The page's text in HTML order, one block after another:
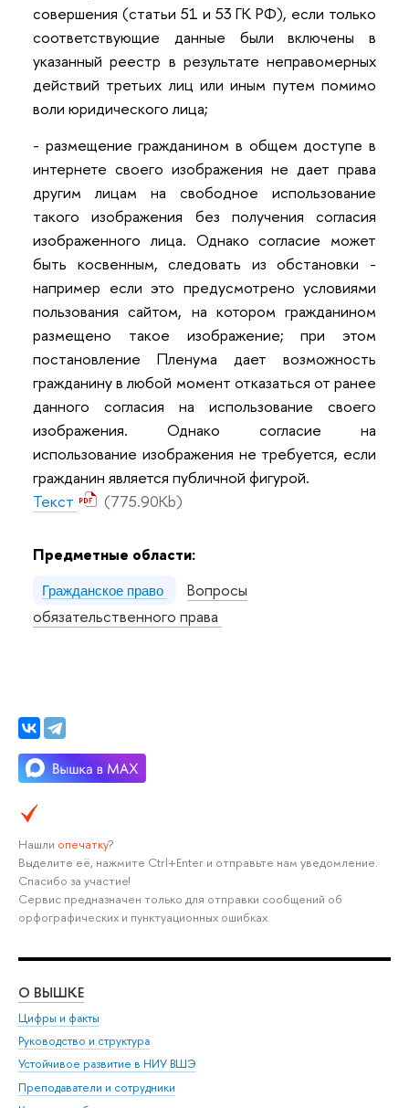
совершения (статьи 51 и 53 ГК РФ), если только
соответствующие данные были включены в
указанный реестр в результате неправомерных
действий третьих лиц или иным путем помимо
воли юридического лица;
- размещение гражданином в общем доступе в
интернете своего изображения не дает права
другим лицам на свободное использование
такого изображения без получения согласия
изображенного лица. Однако согласие может
быть косвенным, следовать из обстановки -
например если это предусмотрено условиями
пользования сайтом, на котором гражданином
размещено такое изображение; при этом
постановление Пленума дает возможность
гражданину в любой момент отказаться от ранее
данного согласия на использование своего
изображения. Однако согласие на
использование изображения не требуется, если
гражданин является публичной фигурой.
Текст
(775.90Kb)
Предметные области:
Гражданское право
Вопросы
обязательственного права
Нашли опечатку?
Выделите её, нажмите Ctrl+Enter и отправьте нам уведомление.
Спасибо за участие!
Сервис предназначен только для отправки сообщений об
орфографических и пунктуационных ошибках.
О ВЫШКЕ
Цифры и факты
Руководство и структура
Устойчивое развитие в НИУ ВШЭ
Преподаватели и сотрудники